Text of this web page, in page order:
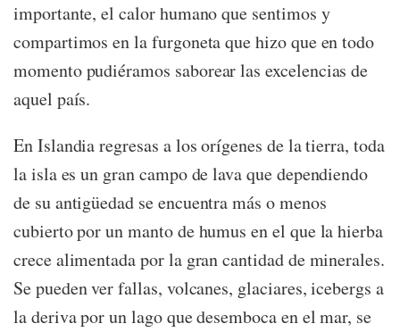
importante, el calor humano que sentimos y
compartimos en la furgoneta que hizo que en todo
momento pudiéramos saborear las excelencias de
aquel país.
En Islandia regresas a los orígenes de la tierra, toda
la isla es un gran campo de lava que dependiendo
de su antigüedad se encuentra más o menos
cubierto por un manto de humus en el que la hierba
crece alimentada por la gran cantidad de minerales.
Se pueden ver fallas, volcanes, glaciares, icebergs a
la deriva por un lago que desemboca en el mar, se